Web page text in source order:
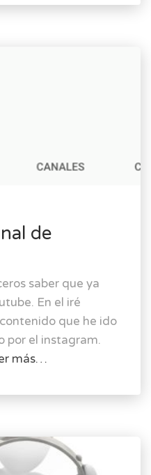
de
saber que ya
En el iré
que he ido
por el instagram.
más…